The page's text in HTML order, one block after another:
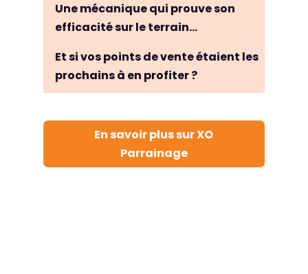
Une mécanique qui prouve son
efficacité sur le terrain…
Et si vos points de vente étaient les
prochains à en profiter ?
En savoir plus sur XO
Parrainage